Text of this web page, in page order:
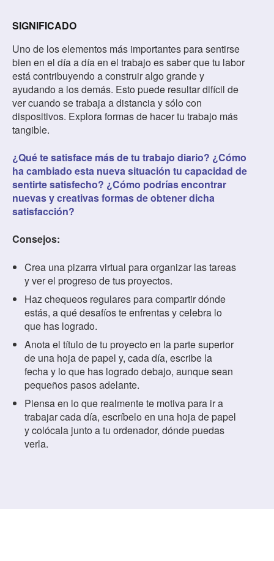
SIGNIFICADO
Uno de los elementos más importantes para sentirse
bien en el día a día en el trabajo es saber que tu labor
está contribuyendo a construir algo grande y
ayudando a los demás. Esto puede resultar difícil de
ver cuando se trabaja a distancia y sólo con
dispositivos. Explora formas de hacer tu trabajo más
tangible.
¿Qué te satisface más de tu trabajo diario? ¿Cómo
ha cambiado esta nueva situación tu capacidad de
sentirte satisfecho? ¿Cómo podrías encontrar
nuevas y creativas formas de obtener dicha
satisfacción?
Consejos:
Crea una pizarra virtual para organizar las tareas
y ver el progreso de tus proyectos.
Haz chequeos regulares para compartir dónde
estás, a qué desafíos te enfrentas y celebra lo
que has logrado.
Anota el título de tu proyecto en la parte superior
de una hoja de papel y, cada día, escribe la
fecha y lo que has logrado debajo, aunque sean
pequeños pasos adelante.
Piensa en lo que realmente te motiva para ir a
trabajar cada día, escríbelo en una hoja de papel
y colócala junto a tu ordenador, dónde puedas
verla.